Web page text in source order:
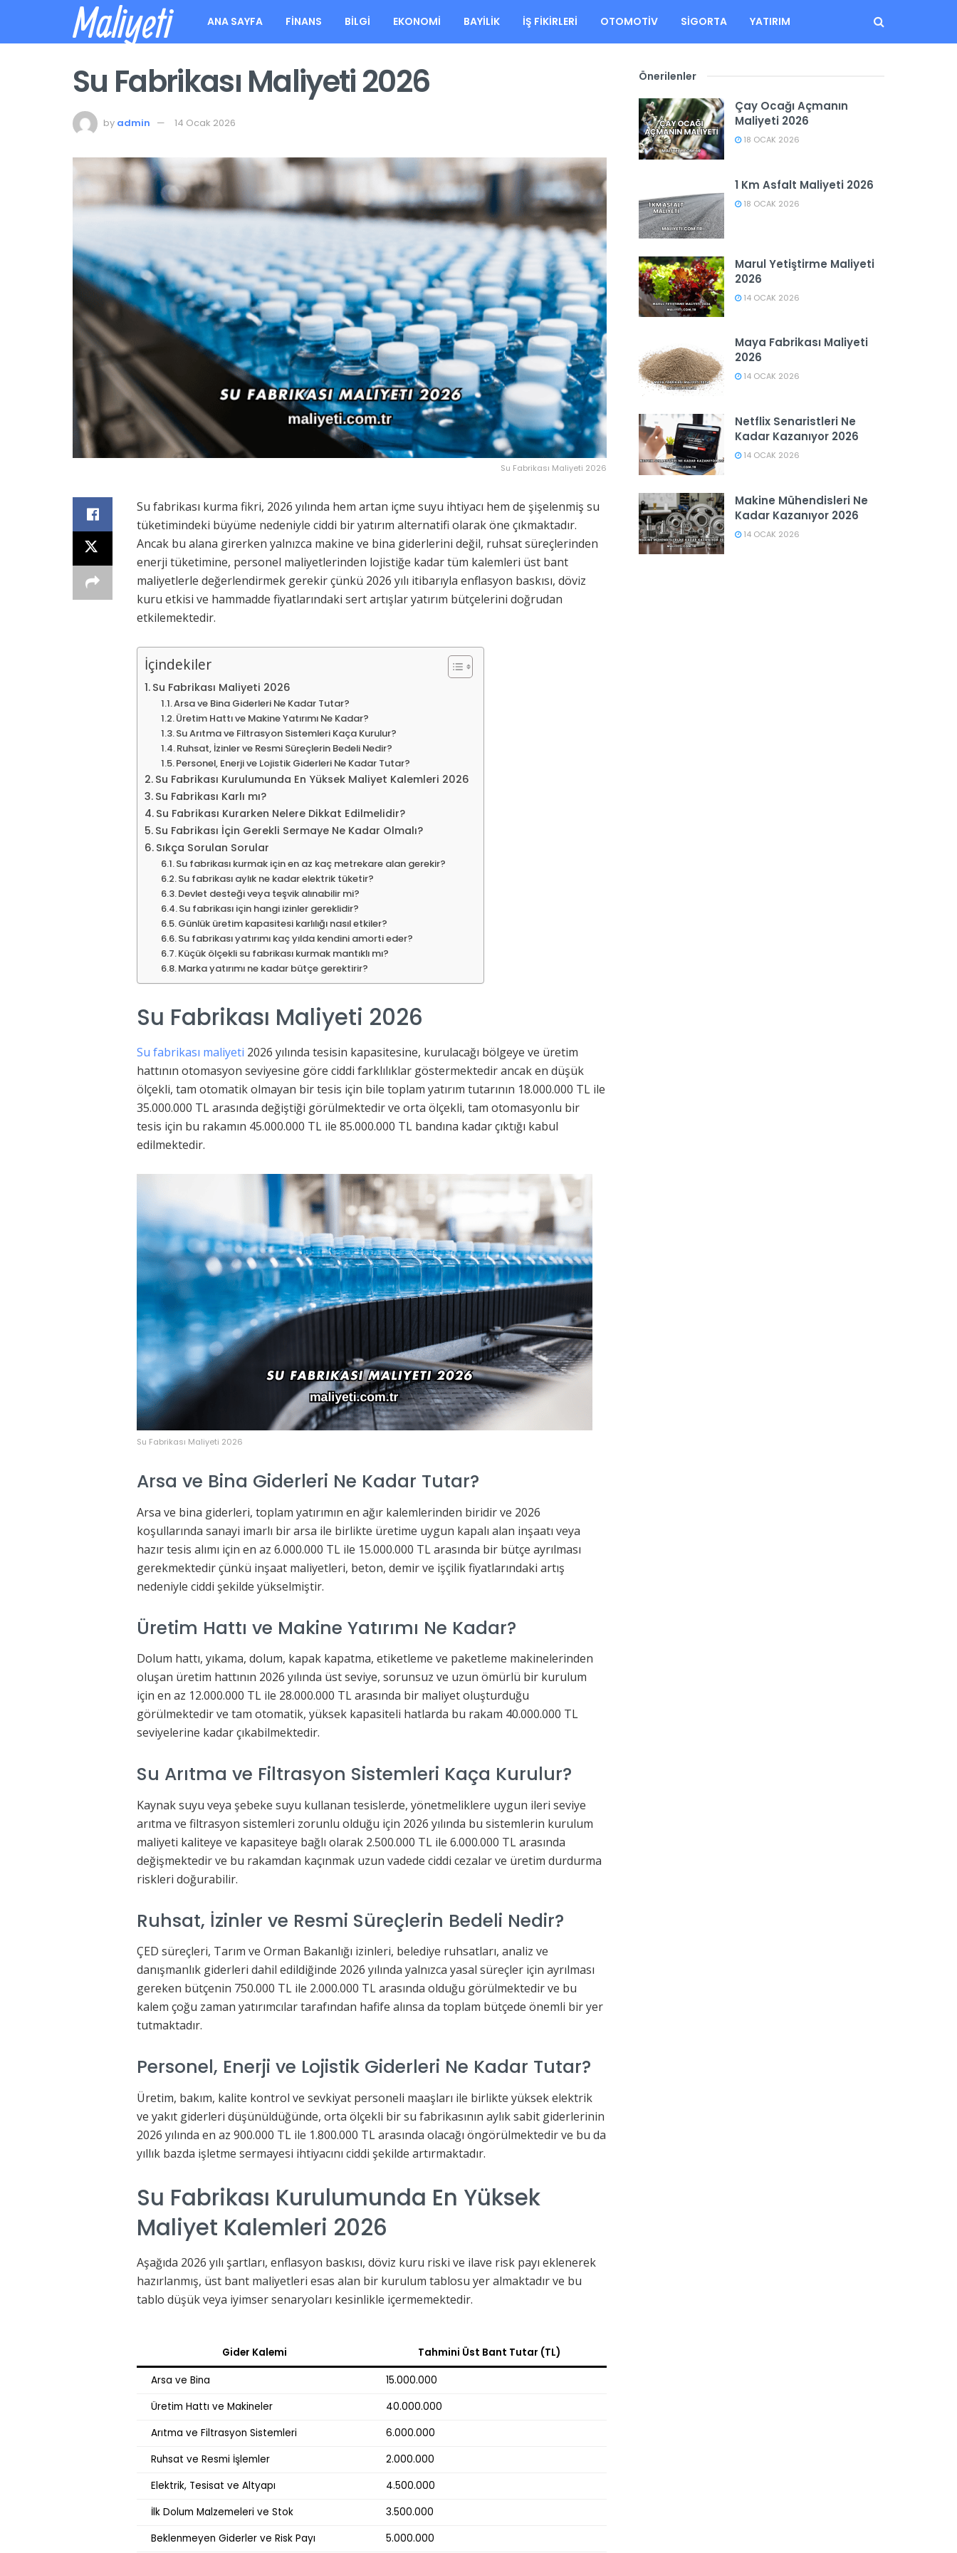
Maliyeti ANA SAYFA FINANS BILGI EKONOMI BAYILIK İŞ FIKIRLERI OTOMOTIV SIGORTA YATIRIM
Su Fabrikası Maliyeti 2026
by admin 14 Ocak 2026
Su Fabrikası Maliyeti 2026
Su fabrikası kurma fikri, 2026 yılında hem artan içme suyu ihtiyacı hem de şişelenmiş su
tüketimindeki büyüme nedeniyle ciddi bir yatırım alternatifi olarak öne çıkmaktadır.
Ancak bu alana girerken yalnızca makine ve bina giderlerini değil, ruhsat süreçlerinden
enerji tüketimine, personel maliyetlerinden lojistiğe kadar tüm kalemleri üst bant
maliyetlerle değerlendirmek gerekir çünkü 2026 yılı itibarıyla enflasyon baskısı, döviz
kuru etkisi ve hammadde fiyatlarındaki sert artışlar yatırım bütçelerini doğrudan
etkilemektedir.
İçindekiler
Su Fabrikası Maliyeti 2026
Arsa ve Bina Giderleri Ne Kadar Tutar?
Üretim Hattı ve Makine Yatırımı Ne Kadar?
Su Arıtma ve Filtrasyon Sistemleri Kaça Kurulur?
Ruhsat, İzinler ve Resmi Süreçlerin Bedeli Nedir?
Personel, Enerji ve Lojistik Giderleri Ne Kadar Tutar?
Su Fabrikası Kurulumunda En Yüksek Maliyet Kalemleri 2026
Su Fabrikası Karlı mı?
Su Fabrikası Kurarken Nelere Dikkat Edilmelidir?
Su Fabrikası İçin Gerekli Sermaye Ne Kadar Olmalı?
Sıkça Sorulan Sorular
Su fabrikası kurmak için en az kaç metrekare alan gerekir?
Su fabrikası aylık ne kadar elektrik tüketir?
Devlet desteği veya teşvik alınabilir mi?
Su fabrikası için hangi izinler gereklidir?
Günlük üretim kapasitesi karlılığı nasıl etkiler?
Su fabrikası yatırımı kaç yılda kendini amorti eder?
Küçük ölçekli su fabrikası kurmak mantıklı mı?
Marka yatırımı ne kadar bütçe gerektirir?
Su Fabrikası Maliyeti 2026
Su fabrikası maliyeti 2026 yılında tesisin kapasitesine, kurulacağı bölgeye ve üretim
hattının otomasyon seviyesine göre ciddi farklılıklar göstermektedir ancak en düşük
ölçekli, tam otomatik olmayan bir tesis için bile toplam yatırım tutarının 18.000.000 TL ile
35.000.000 TL arasında değiştiği görülmektedir ve orta ölçekli, tam otomasyonlu bir
tesis için bu rakamın 45.000.000 TL ile 85.000.000 TL bandına kadar çıktığı kabul
edilmektedir.
Su Fabrikası Maliyeti 2026
Arsa ve Bina Giderleri Ne Kadar Tutar?
Arsa ve bina giderleri, toplam yatırımın en ağır kalemlerinden biridir ve 2026
koşullarında sanayi imarlı bir arsa ile birlikte üretime uygun kapalı alan inşaatı veya
hazır tesis alımı için en az 6.000.000 TL ile 15.000.000 TL arasında bir bütçe ayrılması
gerekmektedir çünkü inşaat maliyetleri, beton, demir ve işçilik fiyatlarındaki artış
nedeniyle ciddi şekilde yükselmiştir.
Üretim Hattı ve Makine Yatırımı Ne Kadar?
Dolum hattı, yıkama, dolum, kapak kapatma, etiketleme ve paketleme makinelerinden
oluşan üretim hattının 2026 yılında üst seviye, sorunsuz ve uzun ömürlü bir kurulum
için en az 12.000.000 TL ile 28.000.000 TL arasında bir maliyet oluşturduğu
görülmektedir ve tam otomatik, yüksek kapasiteli hatlarda bu rakam 40.000.000 TL
seviyelerine kadar çıkabilmektedir.
Su Arıtma ve Filtrasyon Sistemleri Kaça Kurulur?
Kaynak suyu veya şebeke suyu kullanan tesislerde, yönetmeliklere uygun ileri seviye
arıtma ve filtrasyon sistemleri zorunlu olduğu için 2026 yılında bu sistemlerin kurulum
maliyeti kaliteye ve kapasiteye bağlı olarak 2.500.000 TL ile 6.000.000 TL arasında
değişmektedir ve bu rakamdan kaçınmak uzun vadede ciddi cezalar ve üretim durdurma
riskleri doğurabilir.
Ruhsat, İzinler ve Resmi Süreçlerin Bedeli Nedir?
ÇED süreçleri, Tarım ve Orman Bakanlığı izinleri, belediye ruhsatları, analiz ve
danışmanlık giderleri dahil edildiğinde 2026 yılında yalnızca yasal süreçler için ayrılması
gereken bütçenin 750.000 TL ile 2.000.000 TL arasında olduğu görülmektedir ve bu
kalem çoğu zaman yatırımcılar tarafından hafife alınsa da toplam bütçede önemli bir yer
tutmaktadır.
Personel, Enerji ve Lojistik Giderleri Ne Kadar Tutar?
Üretim, bakım, kalite kontrol ve sevkiyat personeli maaşları ile birlikte yüksek elektrik
ve yakıt giderleri düşünüldüğünde, orta ölçekli bir su fabrikasının aylık sabit giderlerinin
2026 yılında en az 900.000 TL ile 1.800.000 TL arasında olacağı öngörülmektedir ve bu da
yıllık bazda işletme sermayesi ihtiyacını ciddi şekilde artırmaktadır.
Su Fabrikası Kurulumunda En Yüksek
Maliyet Kalemleri 2026
Aşağıda 2026 yılı şartları, enflasyon baskısı, döviz kuru riski ve ilave risk payı eklenerek
hazırlanmış, üst bant maliyetleri esas alan bir kurulum tablosu yer almaktadır ve bu
tablo düşük veya iyimser senaryoları kesinlikle içermemektedir.
Gider Kalemi Tahmini Üst Bant Tutar (TL)
Arsa ve Bina
15.000.000
Üretim Hattı ve Makineler
40.000.000
Arıtma ve Filtrasyon Sistemleri
6.000.000
Ruhsat ve Resmi İşlemler
2.000.000
Elektrik, Tesisat ve Altyapı
4.500.000
İlk Dolum Malzemeleri ve Stok
3.500.000
Beklenmeyen Giderler ve Risk Payı
5.000.000
Önerilenler
Çay Ocağı Açmanın
Maliyeti 2026
18 OCAK 2026
1 Km Asfalt Maliyeti 2026
18 OCAK 2026
Marul Yetiştirme Maliyeti
2026
14 OCAK 2026
Maya Fabrikası Maliyeti
2026
14 OCAK 2026
Netflix Senaristleri Ne
Kadar Kazanıyor 2026
14 OCAK 2026
Makine Mühendisleri Ne
Kadar Kazanıyor 2026
14 OCAK 2026